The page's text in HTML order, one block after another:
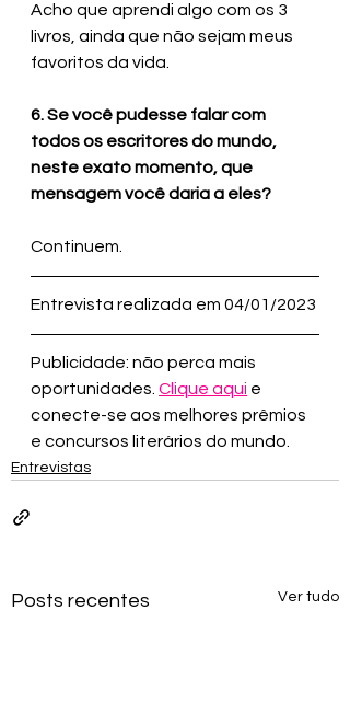
Acho que aprendi algo com os 3
livros, ainda que não sejam meus
favoritos da vida.
6. Se você pudesse falar com
todos os escritores do mundo,
neste exato momento, que
mensagem você daria a eles?
Continuem.
Entrevista realizada em 04/01/2023
Publicidade: não perca mais
oportunidades. Clique aqui e
conecte-se aos melhores prêmios
e concursos literários do mundo.
Entrevistas
Posts recentes Ver tudo